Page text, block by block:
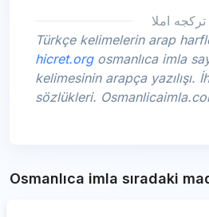
تركجه املا
Türkçe kelimelerin arap
hicret.orgosmanlıca imla
kelimesinin arapça yazılışı.
sözlükleri.
Osmanlıca imla sıradaki